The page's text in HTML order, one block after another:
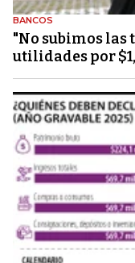
BANCOS
"No subimos las
utilidades por